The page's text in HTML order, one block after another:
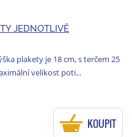
JEDNOTLIVĚ
plakety je 18 cm, s terčem 25
velikost poti...
KOUPIT